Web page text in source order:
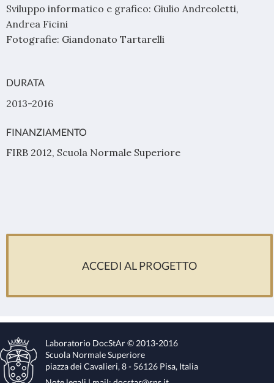
Sviluppo informatico e grafico: Giulio Andreoletti,
Andrea Ficini
Fotografie: Giandonato Tartarelli
DURATA
2013-2016
FINANZIAMENTO
FIRB 2012, Scuola Normale Superiore
ACCEDI AL PROGETTO
Laboratorio DocStAr © 2013-2016
Scuola Normale Superiore
piazza dei Cavalieri, 8 - 56126 Pisa, Italia